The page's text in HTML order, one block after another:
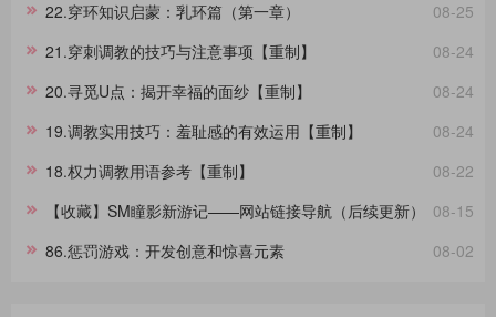
都呈现出独一无二的故事线。举例来说，那些宁死不屈的与那些畏惧权
威的受拷者，他们在面对同样的惩罚时表现出的反应极其不同，这种差
异进一步影响了拷问的整个过程。通过淙垚个人经验和广泛的文献及影
视作品研究，本文旨在分享这一主题。在此，拷问者与受拷者分别扮演
问。拷
08-25
22.穿环知识启蒙：乳环篇（第一章）
08-24
21.穿刺调教的技巧与注意事项【重制】
08-24
20.寻觅U点：揭开幸福的面纱【重制】
08-24
19.调教实用技巧：羞耻感的有效运用【重制】
08-22
18.权力调教用语参考【重制】
08-15
【收藏】SM瞳影新游记——网站链接导航（后续更新）
08-02
86.惩罚游戏：开发创意和惊喜元素